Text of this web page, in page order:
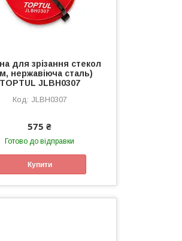
для зрізання стекол
нержавіюча сталь)
TOPTUL JLBH0307
JLBH0307
575 ₴
Готово до відправки
Купити